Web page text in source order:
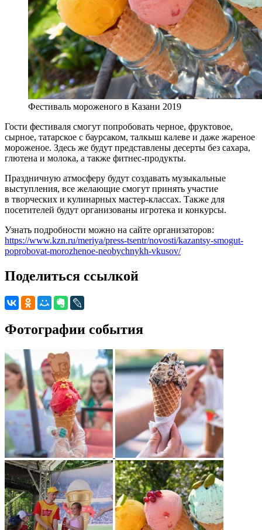
Фестиваль мороженого в Казани 2019
Гости фестиваля смогут попробовать черное, фруктовое,
сырное, татарское с баурсаком, талкыш калеве и даже жареное
мороженое. Здесь же будут представлены десерты без сахара,
глютена и молока, а также фитнес-продукты.
Праздничную атмосферу будут создавать музыкальные
выступления, все желающие смогут принять участие
в творческих и кулинарных мастер-классах. Также для
посетителей будут организованы игротека и конкурсы.
Узнать подробности можно на сайте организаторов:
https://www.kzn.ru/meriya/press-tsentr/novosti/kazantsy-smogut-
poprobovat-morozhenoe-neobychnykh-vkusov/
Поделиться ссылкой
Фотографии события